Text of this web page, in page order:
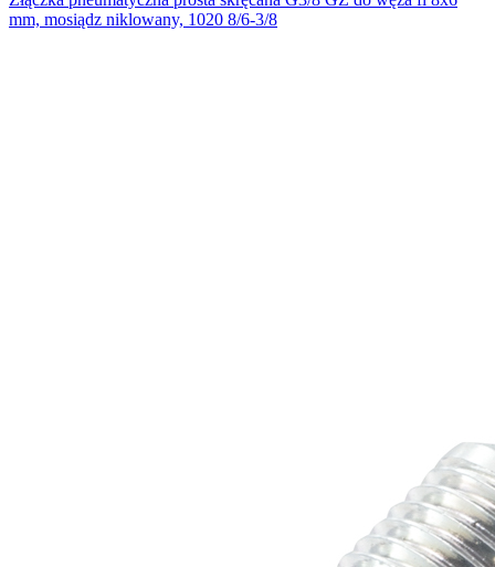
mm, mosiądz niklowany, 1020 8/6-3/8